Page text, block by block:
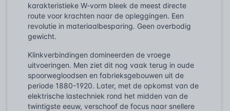
karakteristieke W-vorm bleek de meest directe
route voor krachten naar de opleggingen. Een
revolutie in materiaalbesparing. Geen overbodig
gewicht.
Klinkverbindingen domineerden de vroege
uitvoeringen. Men ziet dit nog vaak terug in oude
spoorwegloodsen en fabrieksgebouwen uit de
periode 1880-1920. Later, met de opkomst van de
elektrische lastechniek rond het midden van de
twintigste eeuw, verschoof de focus naar snellere